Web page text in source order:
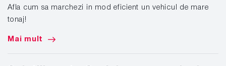
Afla cum sa marchezi in mod eficient un vehicul de mare
tonaj!
Mai mult